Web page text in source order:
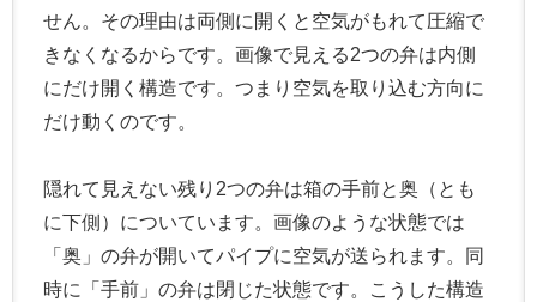
せん。その理由は両側に開くと空気がもれて圧縮で
きなくなるからです。画像で見える2つの弁は内側
にだけ開く構造です。つまり空気を取り込む方向に
だけ動くのです。
隠れて見えない残り2つの弁は箱の手前と奥（とも
に下側）についています。画像のような状態では
「奥」の弁が開いてパイプに空気が送られます。同
時に「手前」の弁は閉じた状態です。こうした構造